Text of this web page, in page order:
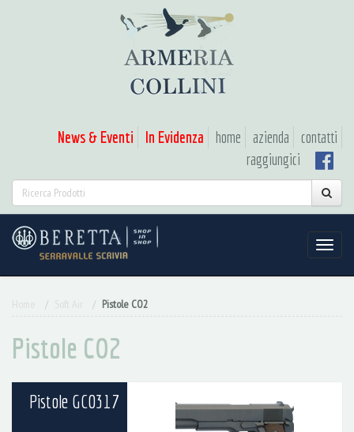
News & Eventi In Evidenza home azienda
contatti
raggiungici
Pistole CO2
Pistole CO2
Pistole GC0317